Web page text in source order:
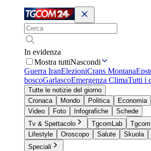
In evidenza
Mostra tuttiNascondi
Guerra IranElezioniCrans Montana
boscoGarlascoEmergenza ClimaTutti i
Tutte le notizie del giorno
Cronaca
Mondo Politica Economia
Video
Foto Infografiche
Schede
Tv & Spettacolo
TgcomLab
Lifestyle
Oroscopo Salute Skuola
Speciali